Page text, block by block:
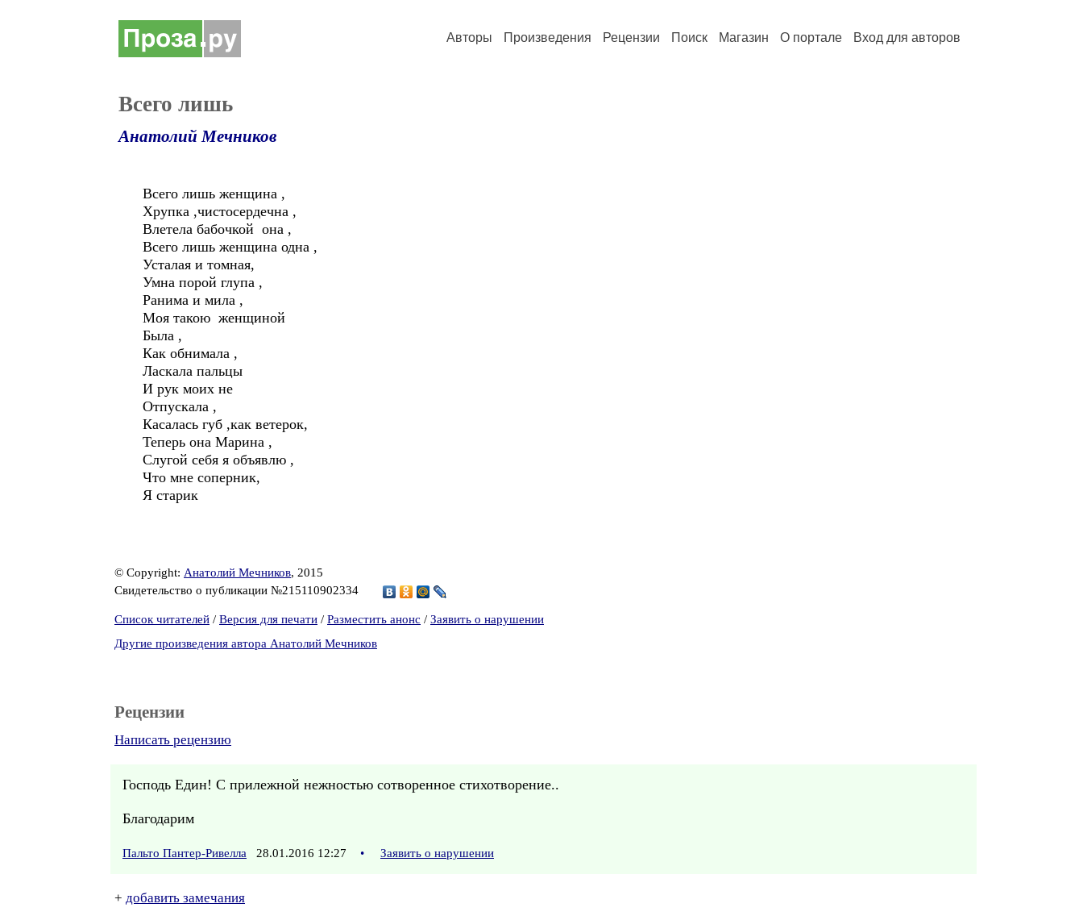
Авторы Произведения Рецензии Поиск Магазин О портале Вход для авторов
Всего лишь
Анатолий Мечников
Всего лишь женщина ,
Хрупка ,чистосердечна ,
Влетела бабочкой она ,
Всего лишь женщина одна ,
Усталая и томная,
Умна порой глупа ,
Ранима и мила ,
Моя такою женщиной
Была ,
Как обнимала ,
Ласкала пальцы
И рук моих не
Отпускала ,
Касалась губ ,как ветерок,
Теперь она Марина ,
Слугой себя я объявлю ,
Что мне соперник,
Я старик
© Copyright: Анатолий Мечников, 2015
Свидетельство о публикации №215110902334
Список читателей / Версия для печати / Разместить анонс / Заявить о нарушении
Другие произведения автора Анатолий Мечников
Рецензии
Написать рецензию
Господь Един! С прилежной нежностью сотворенное стихотворение..
Благодарим
Пальто Пантер-Ривелла 28.01.2016 12:27 • Заявить о нарушении
+ добавить замечания